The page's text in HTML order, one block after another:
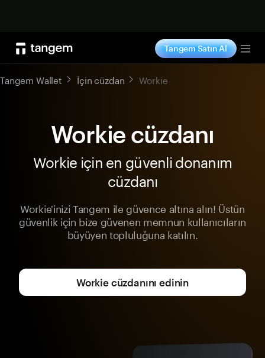
Tangem Satın Al
Tangem Wallet İçin cüzdan Workie
Workie cüzdanı
Workie için en güvenli donanım
cüzdanı
Workie'inizi Tangem ile güvence altına alın! Üstün
güvenlik için bize güvenen memnun kullanıcıların
büyüyen topluluğuna katılın.
Workie cüzdanını edinin